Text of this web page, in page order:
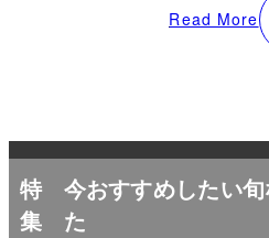
Read More
特
集
今おすすめしたい
た